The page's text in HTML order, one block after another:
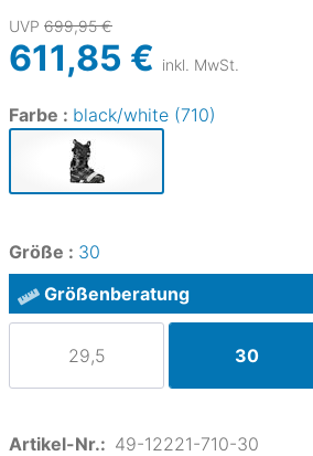
UVP 699,95 €
611,85 € inkl. MwSt.
Farbe : black/white (710)
Größe : 30
Größenberatung
29,5 30
Artikel-Nr.: 49-12221-710-30